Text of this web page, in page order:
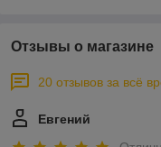
Отзывы о магазине
20 отзывов за всё
Евгений